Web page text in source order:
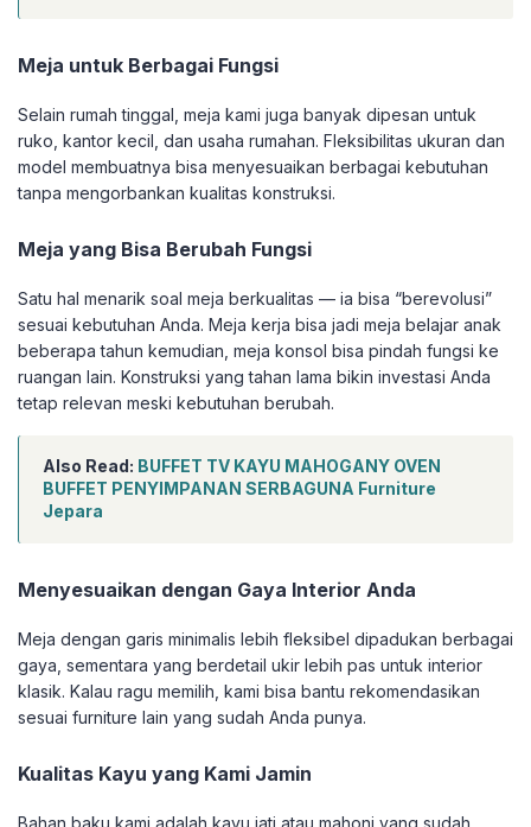
Meja untuk Berbagai Fungsi
Selain rumah tinggal, meja kami juga banyak dipesan untuk
ruko, kantor kecil, dan usaha rumahan. Fleksibilitas ukuran dan
model membuatnya bisa menyesuaikan berbagai kebutuhan
tanpa mengorbankan kualitas konstruksi.
Meja yang Bisa Berubah Fungsi
Satu hal menarik soal meja berkualitas — ia bisa “berevolusi”
sesuai kebutuhan Anda. Meja kerja bisa jadi meja belajar anak
beberapa tahun kemudian, meja konsol bisa pindah fungsi ke
ruangan lain. Konstruksi yang tahan lama bikin investasi Anda
tetap relevan meski kebutuhan berubah.
Also Read: BUFFET TV KAYU MAHOGANY OVEN
BUFFET PENYIMPANAN SERBAGUNA Furniture
Jepara
Menyesuaikan dengan Gaya Interior Anda
Meja dengan garis minimalis lebih fleksibel dipadukan berbagai
gaya, sementara yang berdetail ukir lebih pas untuk interior
klasik. Kalau ragu memilih, kami bisa bantu rekomendasikan
sesuai furniture lain yang sudah Anda punya.
Kualitas Kayu yang Kami Jamin